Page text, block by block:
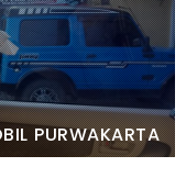
PURWAKARTA